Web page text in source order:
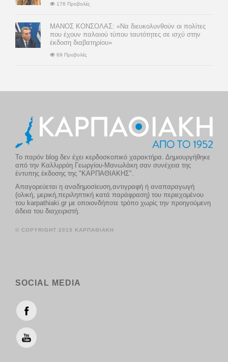
176 Προβολές
ΜΑΝΟΣ ΚΟΝΣΟΛΑΣ: «Να διευκολυνθούν οι πολίτες
που έχουν παλαιού τύπου ταυτότητες σε ισχύ στην
έκδοση διαβατηρίου»
69 Προβολές
Το παρόν blog δεν έχει κερδοσκοπικό χαρακτήρα. Δημιουργήθηκε
από την Καλλιρρόη Γεωργίου-Μανωλάκη σαν συνέχεια της
έντυπης έκδοσης της "ΚΑΡΠΑΘΙΑΚΗΣ".
Απαγορεύεται η αναδημοσίευση,αντιγραφή ή αναπαραγωγή
(ολική, μερική,περιληπτική κατά παράφραση) του περιεχομένου
του karpathiaki.gr με οποιονδήποτε τρόπο χωρίς την προηγούμενη
άδεια του διαχειριστή.
© COPYRIGHT 2015 ΚΑΡΠΑΘΙΑΚΗ
SOCIAL MEDIA